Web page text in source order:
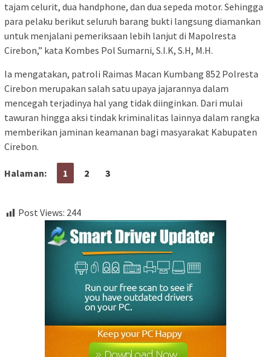
tajam celurit, dua handphone, dan dua sepeda motor. Sehingga
para pelaku berikut seluruh barang bukti langsung diamankan
untuk menjalani pemeriksaan lebih lanjut di Mapolresta
Cirebon,” kata Kombes Pol Sumarni, S.I.K, S.H, M.H.
Ia mengatakan, patroli Raimas Macan Kumbang 852 Polresta
Cirebon merupakan salah satu upaya jajarannya dalam
mencegah terjadinya hal yang tidak diinginkan. Dari mulai
tawuran hingga aksi tindak kriminalitas lainnya dalam rangka
memberikan jaminan keamanan bagi masyarakat Kabupaten
Cirebon.
Halaman: 1 2 3
Post Views: 244